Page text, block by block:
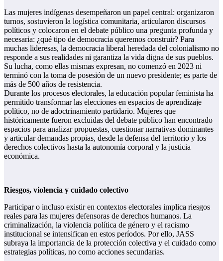
Las mujeres indígenas desempeñaron un papel central: organizaron
turnos, sostuvieron la logística comunitaria, articularon discursos
políticos y colocaron en el debate público una pregunta profunda y
necesaria: ¿qué tipo de democracia queremos construir? Para
muchas lideresas, la democracia liberal heredada del colonialismo no
responde a sus realidades ni garantiza la vida digna de sus pueblos.
Su lucha, como ellas mismas expresan, no comenzó en 2023 ni
terminó con la toma de posesión de un nuevo presidente; es parte de
más de 500 años de resistencia.
Durante los procesos electorales, la educación popular feminista ha
permitido transformar las elecciones en espacios de aprendizaje
político, no de adoctrinamiento partidario. Mujeres que
históricamente fueron excluidas del debate público han encontrado
espacios para analizar propuestas, cuestionar narrativas dominantes
y articular demandas propias, desde la defensa del territorio y los
derechos colectivos hasta la autonomía corporal y la justicia
económica.
Riesgos, violencia y cuidado colectivo
Participar o incluso existir en contextos electorales implica riesgos
reales para las mujeres defensoras de derechos humanos. La
criminalización, la violencia política de género y el racismo
institucional se intensifican en estos períodos. Por ello, JASS
subraya la importancia de la protección colectiva y el cuidado como
estrategias políticas, no como acciones secundarias.